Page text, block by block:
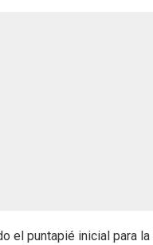
el puntapié inicial para